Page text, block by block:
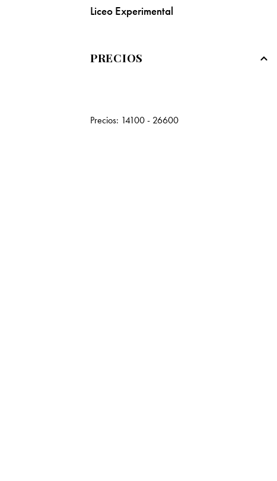
Liceo Experimental
PRECIOS
Precios: 14100 - 26600